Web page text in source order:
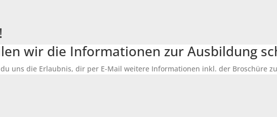
wir die Informationen zur Ausbildung
uns die Erlaubnis, dir per E-Mail weitere Informationen inkl. der Broschüre